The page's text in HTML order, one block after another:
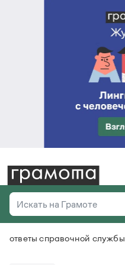
Искать на Грамоте
Справочная
Везде
ответы справочной службы